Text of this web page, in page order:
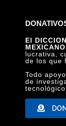
El
lucrativa,
de los que
Todo
de